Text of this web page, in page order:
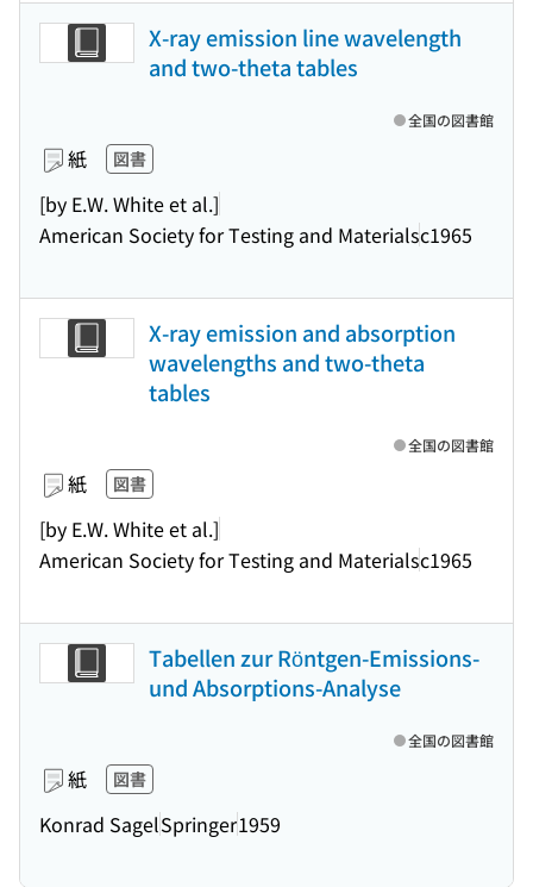
X-ray emission line wavelength
and two-theta tables
紙 図書
[by E.W. White et al.]
American Society for Testing and Materialsc1965
全国の図書館
X-ray emission and absorption
wavelengths and two-theta
tables
紙 図書
[by E.W. White et al.]
American Society for Testing and Materialsc1965
全国の図書館
Tabellen zur Röntgen-Emissions-
und Absorptions-Analyse
紙 図書
Konrad SagelSpringer1959
全国の図書館